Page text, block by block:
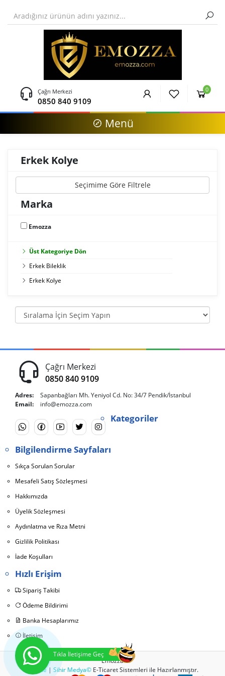
Çağrı Merkezi
0850 840 9109
0
Menü
Erkek Kolye
Seçimime Göre Filtrele
Marka
Emozza
Üst Kategoriye Dön
Erkek Bileklik
Erkek Kolye
Çağrı Merkezi
0850 840 9109
Adres:
Sapanbağları Mh. Yeniyol Cd. No: 34/7 Pendik/İstanbul
Email:
info@emozza.com
Kategoriler
Bilgilendirme Sayfaları
Sıkça Sorulan Sorular
Mesafeli Satış Sözleşmesi
Hakkımızda
Üyelik Sözleşmesi
Aydınlatma ve Rıza Metni
Gizlilik Politikası
İade Koşulları
Hızlı Erişim
Sipariş Takibi
Ödeme Bildirimi
Banka Hesaplarımız
İletişim
Emozza
Bu Site| Sihir Medya©E-Ticaret Sistemleri ile Hazırlanmıştır.
Tıkla İletişime Geç